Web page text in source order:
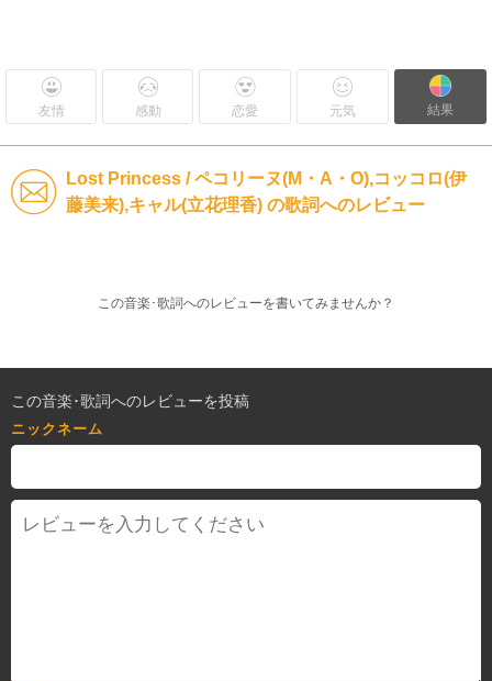
友情 感動 恋愛 元気 結果
Lost Princess / ペコリーヌ(M・A・O),コッコロ(伊
藤美来),キャル(立花理香) の歌詞へのレビュー
この音楽･歌詞へのレビューを書いてみませんか？
この音楽･歌詞へのレビューを投稿
ニックネーム